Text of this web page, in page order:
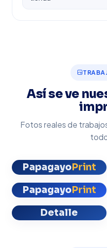
Así se ve
Fotos reales de
PapagayoPrint
PapagayoPrint
Detalle